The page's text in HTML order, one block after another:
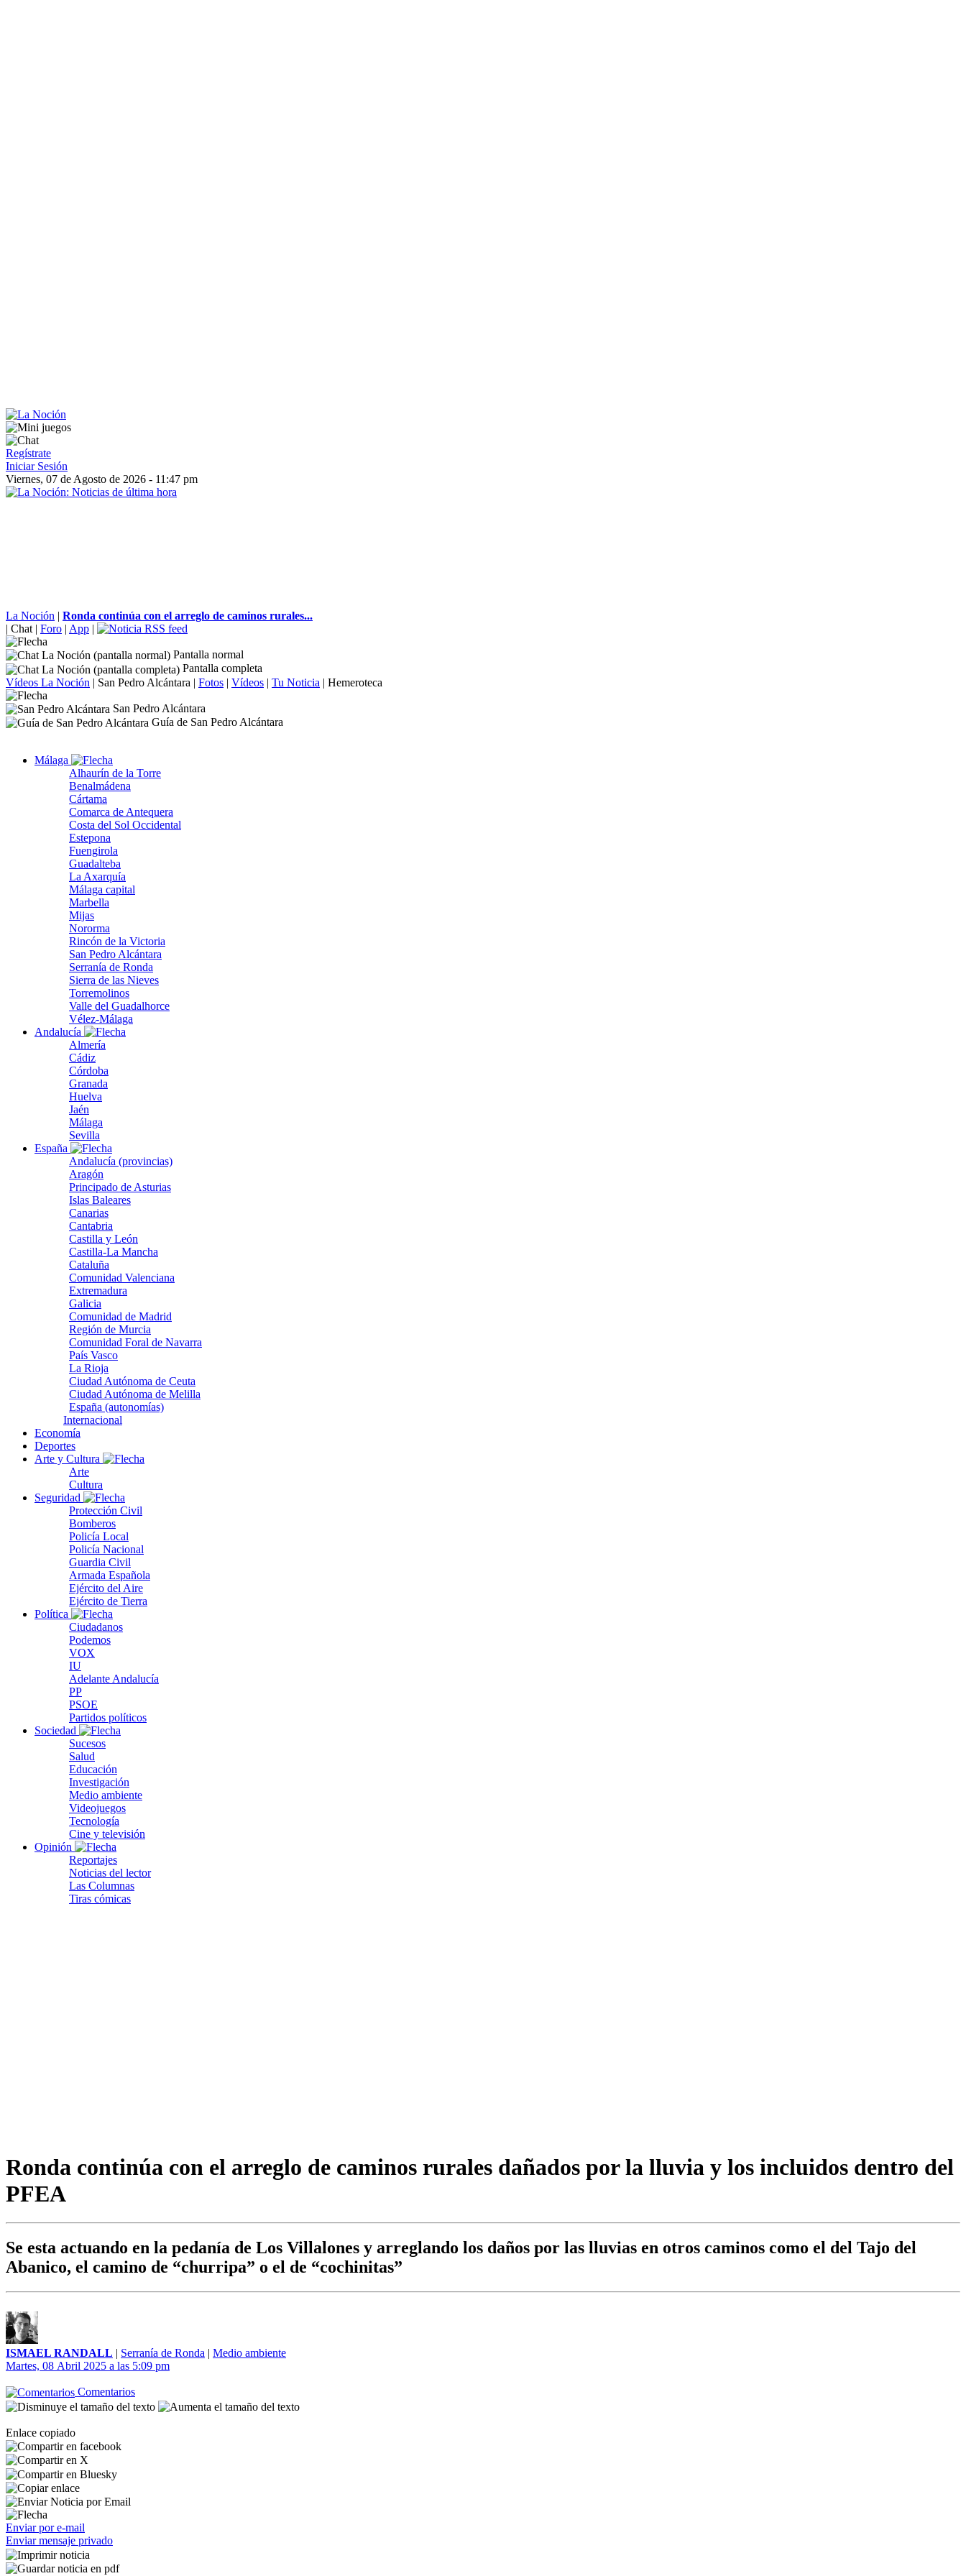
Regístrate
Iniciar Sesión
Viernes, 07 de Agosto de 2026 - 11:47 pm
La Noción | Ronda continúa con el arreglo de caminos rurales...
| Chat | Foro | App |
Pantalla normal
Pantalla completa
Vídeos La Noción | San Pedro Alcántara | Fotos | Vídeos | Tu Noticia | Hemeroteca
San Pedro Alcántara
Guía de San Pedro Alcántara
Málaga
Alhaurín de la Torre
Benalmádena
Cártama
Comarca de Antequera
Costa del Sol Occidental
Estepona
Fuengirola
Guadalteba
La Axarquía
Málaga capital
Marbella
Mijas
Nororma
Rincón de la Victoria
San Pedro Alcántara
Serranía de Ronda
Sierra de las Nieves
Torremolinos
Valle del Guadalhorce
Vélez-Málaga
Andalucía
Almería
Cádiz
Córdoba
Granada
Huelva
Jaén
Málaga
Sevilla
España
Andalucía (provincias)
Aragón
Principado de Asturias
Islas Baleares
Canarias
Cantabria
Castilla y León
Castilla-La Mancha
Cataluña
Comunidad Valenciana
Extremadura
Galicia
Comunidad de Madrid
Región de Murcia
Comunidad Foral de Navarra
País Vasco
La Rioja
Ciudad Autónoma de Ceuta
Ciudad Autónoma de Melilla
España (autonomías)
Internacional
Economía
Deportes
Arte y Cultura
Arte
Cultura
Seguridad
Protección Civil
Bomberos
Policía Local
Policía Nacional
Guardia Civil
Armada Española
Ejército del Aire
Ejército de Tierra
Política
Ciudadanos
Podemos
VOX
IU
Adelante Andalucía
PP
PSOE
Partidos políticos
Sociedad
Sucesos
Salud
Educación
Investigación
Medio ambiente
Videojuegos
Tecnología
Cine y televisión
Opinión
Reportajes
Noticias del lector
Las Columnas
Tiras cómicas
Ronda continúa con el arreglo de caminos rurales dañados por la lluvia y los incluidos dentro del
PFEA
Se esta actuando en la pedanía de Los Villalones y arreglando los daños por las lluvias en otros caminos como el del Tajo del
Abanico, el camino de “churripa” o el de “cochinitas”
ISMAEL RANDALL | Serranía de Ronda | Medio ambiente
Martes, 08 Abril 2025 a las 5:09 pm
Comentarios
Enlace copiado
Enviar por e-mail
Enviar mensaje privado